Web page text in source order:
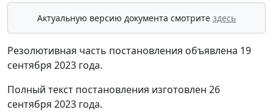
Актуальную версию документа смотрите здесь
Резолютивная часть постановления объявлена 19
сентября 2023 года.
Полный текст постановления изготовлен 26
сентября 2023 года.